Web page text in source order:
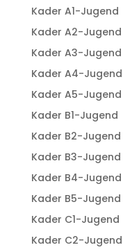
Kader A1-Jugend
Kader A2-Jugend
Kader A3-Jugend
Kader A4-Jugend
Kader A5-Jugend
Kader B1-Jugend
Kader B2-Jugend
Kader B3-Jugend
Kader B4-Jugend
Kader B5-Jugend
Kader C1-Jugend
Kader C2-Jugend